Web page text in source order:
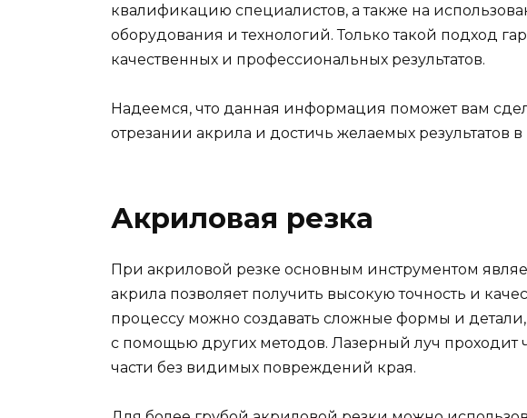
квалификацию специалистов, а также на
оборудования и технологий. Только такой подход
качественных и профессиональных результатов.
Надеемся, что данная информация поможет вам
отрезании акрила и достичь желаемых результатов в
Акриловая резка
При акриловой резке основным инструментом
акрила позволяет получить высокую точность и
процессу можно создавать сложные формы и
с помощью других методов. Лазерный луч проходит
части без видимых повреждений края.